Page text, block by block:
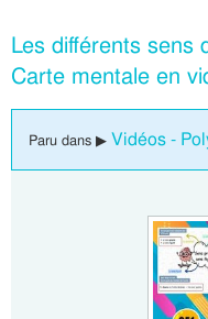
Les différents sens
Carte mentale en
Paru dans ▶ Vidéos -